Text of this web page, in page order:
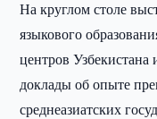
На круглом столе
языкового
центров
доклады об опыте
среднеазиатских